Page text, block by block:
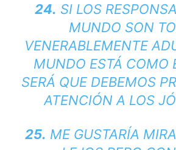
24. SI LOS
MUNDO SON
VENERABLEMENTE
MUNDO ESTÁ COMO
SERÁ QUE DEBEMOS
ATENCIÓN A LOS
25. ME GUSTARÍA